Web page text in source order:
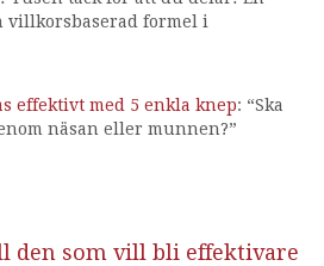
villkorsbaserad formel i
effektivt med 5 enkla knep: “Ska
näsan eller munnen?”
den som vill bli effektivare